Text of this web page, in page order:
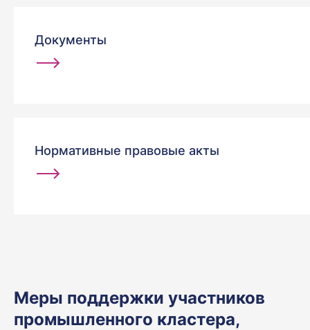
Документы
Нормативные правовые акты
Меры поддержки участников
промышленного кластера,